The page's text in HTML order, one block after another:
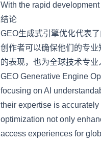
With the rapid
结论
GEO生成式引擎优化代表
创作者可以确保他们的专
的表现，也为全球技术专业
GEO Generative Engine
focusing on AI
their expertise is
optimization not only
access experiences for